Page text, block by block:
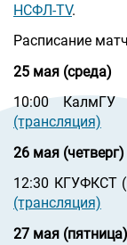
НСФЛ-TV.
Расписание
25 мая (среда)
10:00 КалмГУ
(трансляция)
26 мая (четверг)
12:30 КГУФКСТ
(трансляция)
27 мая (пятница)